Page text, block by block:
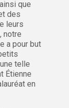
que
des
leurs
notre
a pour but
telle
Étienne
en